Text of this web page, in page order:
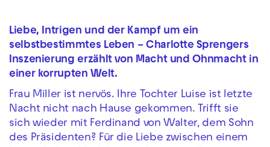
Liebe, Intrigen und der Kampf um ein
selbstbestimmtes Leben – Charlotte Sprengers
Inszenierung erzählt von Macht und Ohnmacht in
einer korrupten Welt.
Frau Miller ist nervös. Ihre Tochter Luise ist letzte
Nacht nicht nach Hause gekommen. Trifft sie
sich wieder mit Ferdinand von Walter, dem Sohn
des Präsidenten? Für die Liebe zwischen einem